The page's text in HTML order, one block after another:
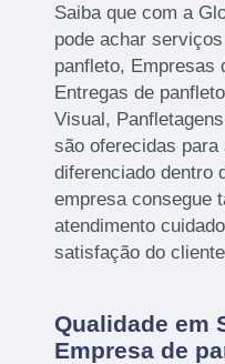
Saiba que com a
pode achar
panfleto, Empresas
Entregas de
Visual,
são oferecidas
diferenciado dentro
empresa consegue
atendimento
satisfação do
Qualidade em
Empresa de